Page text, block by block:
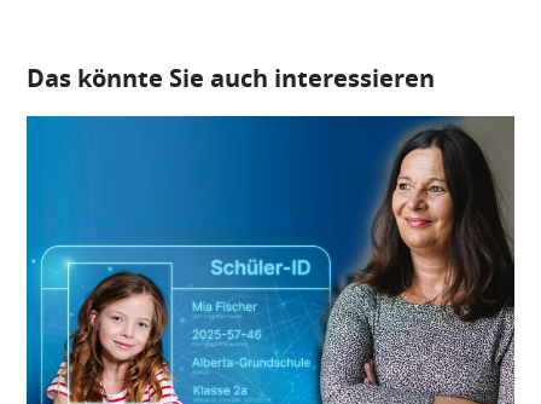
Das könnte Sie auch interessieren